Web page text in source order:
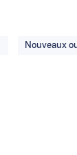
Nouveaux